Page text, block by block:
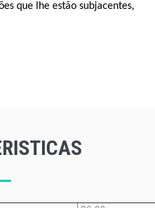
que lhe estão subjacentes,